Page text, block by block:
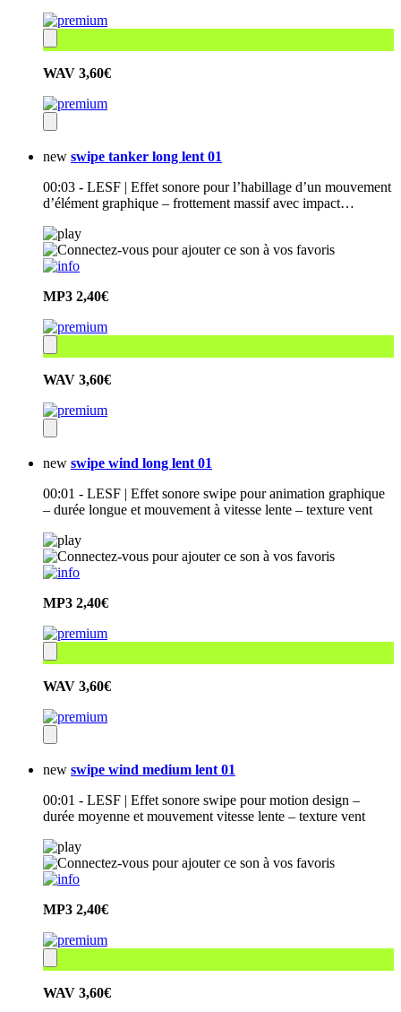
WAV 3,60€
new swipe tanker long lent 01
00:03 - LESF | Effet sonore pour l’habillage d’un mouvement
d’élément graphique – frottement massif avec impact…
MP3 2,40€
WAV 3,60€
new swipe wind long lent 01
00:01 - LESF | Effet sonore swipe pour animation graphique
– durée longue et mouvement à vitesse lente – texture vent
MP3 2,40€
WAV 3,60€
new swipe wind medium lent 01
00:01 - LESF | Effet sonore swipe pour motion design –
durée moyenne et mouvement vitesse lente – texture vent
MP3 2,40€
WAV 3,60€